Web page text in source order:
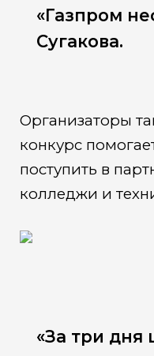
«Газпром
Сугакова.
Организаторы
конкурс
поступить в
колледжи и
«За три дня